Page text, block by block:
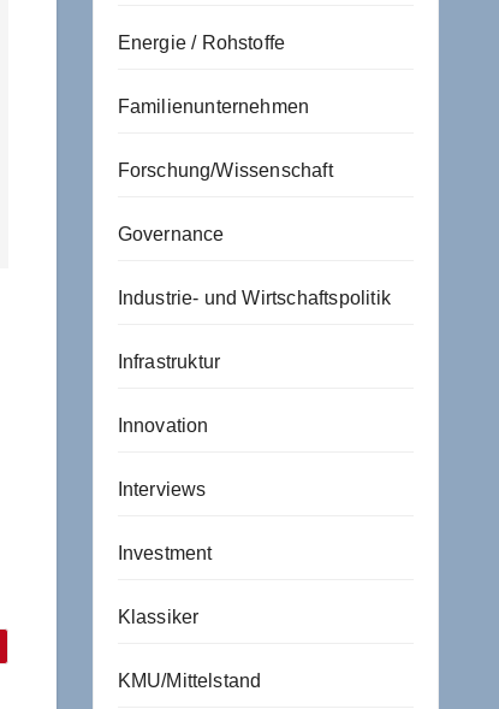
Energie / Rohstoffe
Familienunternehmen
Forschung/Wissenschaft
Governance
Industrie- und Wirtschaftspolitik
Infrastruktur
Innovation
Interviews
Investment
Klassiker
KMU/Mittelstand